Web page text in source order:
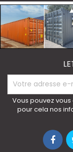
Vous pouvez
pour cela nos